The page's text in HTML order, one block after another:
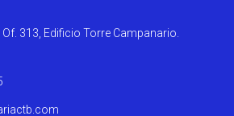
313, Edificio Torre Campanario.